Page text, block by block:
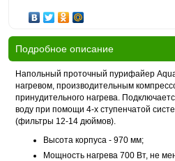
Подробное описание
Напольный проточный пурифайер
нагревом, производительным
принудительного нагрева.
воду при помощи 4-х ступенчатой
(фильтры 12-14 дюймов).
Высота корпуса - 970 мм;
Мощность нагрева 700 Вт, не